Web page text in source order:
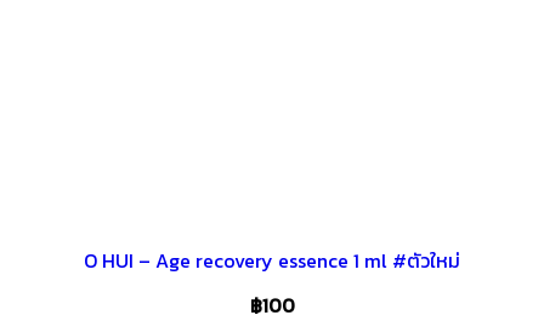
O HUI – Age recovery essence 1 ml #ตัวใหม่
฿100